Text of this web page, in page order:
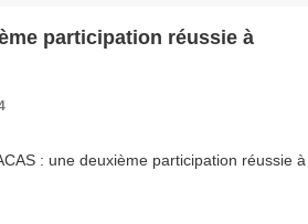
participation réussie à